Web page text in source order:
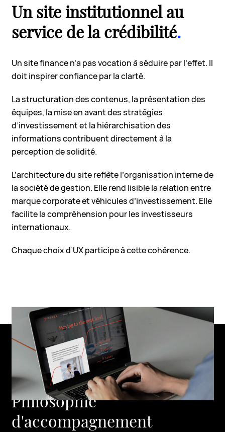
Un site institutionnel au
service de la crédibilité.
Un site finance n’a pas vocation à séduire par l’effet. Il
doit inspirer confiance par la clarté.
La structuration des contenus, la présentation des
équipes, la mise en avant des stratégies
d’investissement et la hiérarchisation des
informations contribuent directement à la
perception de solidité.
L’architecture du site reflète l’organisation interne de
la société de gestion. Elle rend lisible la relation entre
marque corporate et véhicules d’investissement. Elle
facilite la compréhension pour les investisseurs
internationaux.
Chaque choix d’UX participe à cette cohérence.
Philosophie
d'accompagnement